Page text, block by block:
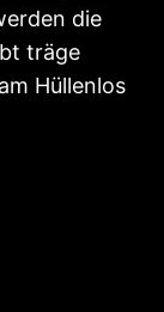
die
träge
Hüllenlos